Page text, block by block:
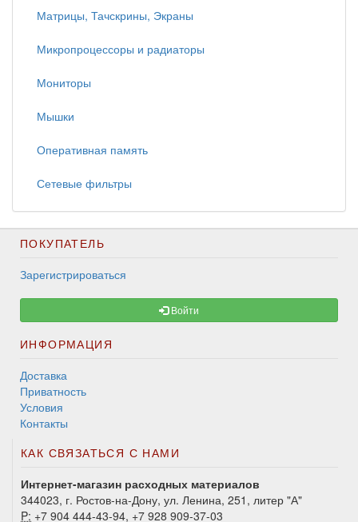
Матрицы, Тачскрины, Экраны
Микропроцессоры и радиаторы
Мониторы
Мышки
Оперативная память
Сетевые фильтры
ПОКУПАТЕЛЬ
Зарегистрироваться
Войти
ИНФОРМАЦИЯ
Доставка
Приватность
Условия
Контакты
КАК СВЯЗАТЬСЯ С НАМИ
Интернет-магазин расходных материалов
344023, г. Ростов-на-Дону, ул. Ленина, 251, литер "А"
P: +7 904 444-43-94, +7 928 909-37-03